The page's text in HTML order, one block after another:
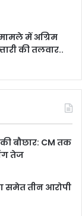
में अग्रिम
की तलवार..
बौछार: CM तक
तेज
समेत तीन आरोपी